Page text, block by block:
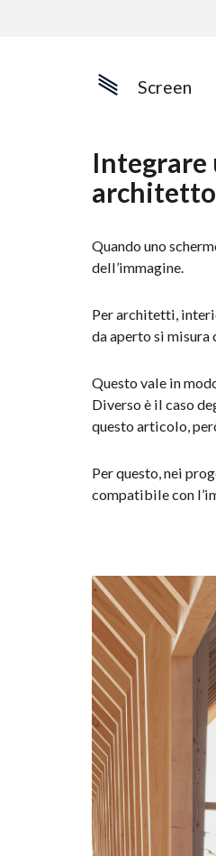
Screen
Integrare
architetto
Quando uno
dell’immagine.
Per architetti,
da aperto si misura
Questo vale in
Diverso è il caso
questo articolo,
Per questo, nei
compatibile con